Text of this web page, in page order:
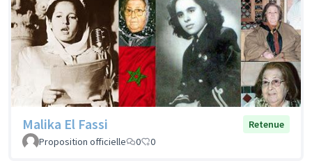
Malika El Fassi
Retenue
Proposition officielle
0 0